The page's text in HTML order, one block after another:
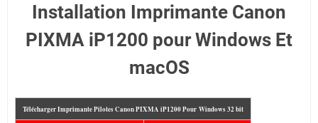
Installation Imprimante Canon
PIXMA iP1200 pour Windows Et
macOS
Télécharger Imprimante Pilotes Canon PIXMA iP1200 Pour Windows 32 bit